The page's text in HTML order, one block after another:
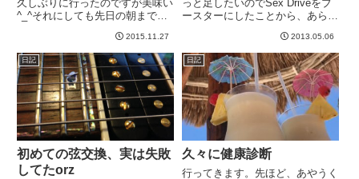
久しぶりに行ったのですが美味い
^_^それにしても先日の朝まで飲
2015.11.27
っと足したいのでSex Driveをブ
ースターにしたことから、あらた
ました。ちなみに、Sex Driveは
クリーンなブースターだし、単体
においてはウルトラ低ノイズで
す。各ペダルがど...
2013.05.06
日記
初めての弦交換、実は失敗
してたorz
日記
久々に健康診断
行ってきます。先ほど、あやうく